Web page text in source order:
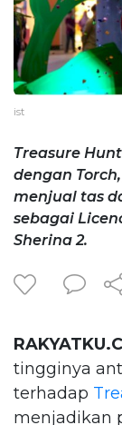
ist
Treasure
dengan
menjual tas
sebagai
Sherina 2.
tingginya
terhadap
menjadikan